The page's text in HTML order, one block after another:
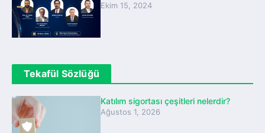
Ekim 15, 2024
Tekafül Sözlüğü
Katılım sigortası çeşitleri nelerdir?
Ağustos 1, 2026